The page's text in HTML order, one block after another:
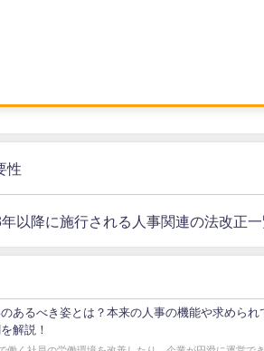
性
以降に施行される人事関連の法改正一
のあるべき姿とは？本来の人事の機能や求められ
解説！